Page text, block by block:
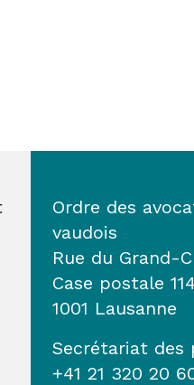
Ordre des
vaudois
Rue du Grand-
Case postale
1001 Lausanne
Secrétariat des
+41 21 320 20